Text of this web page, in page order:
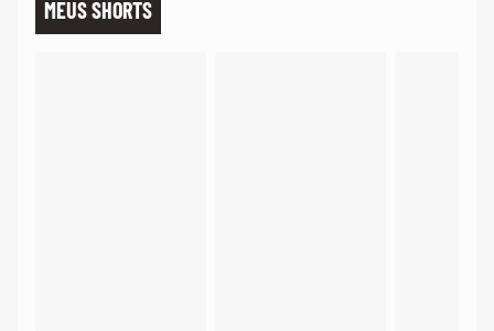
MEUS SHORTS